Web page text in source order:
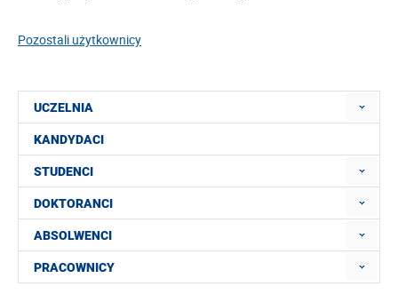
Pozostali użytkownicy
UCZELNIA
KANDYDACI
STUDENCI
DOKTORANCI
ABSOLWENCI
PRACOWNICY